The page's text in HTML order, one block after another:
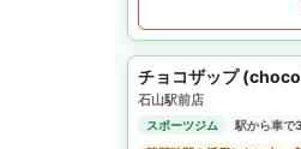
チョコザップ
石山駅前店
スポーツジム
駅から車で